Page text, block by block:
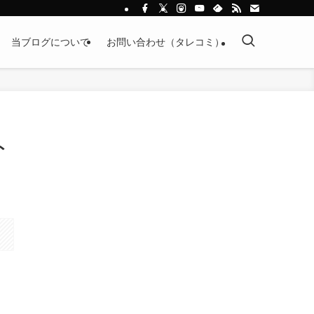
当ブログについて お問い合わせ（タレコミ）